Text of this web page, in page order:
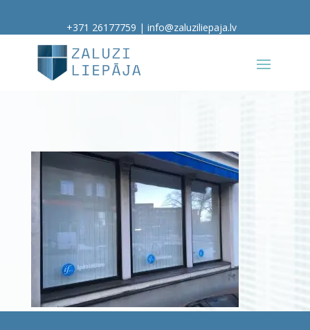
+371 26177759 | info@zaluziliepaja.lv